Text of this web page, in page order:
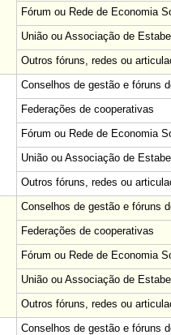
Fórum ou Rede de Economia
União ou Associação de
Outros fóruns, redes ou
Conselhos de gestão e fóruns
Federações de cooperativas
Fórum ou Rede de Economia
União ou Associação de
Outros fóruns, redes ou
Conselhos de gestão e fóruns
Federações de cooperativas
Fórum ou Rede de Economia
União ou Associação de
Outros fóruns, redes ou
Conselhos de gestão e fóruns